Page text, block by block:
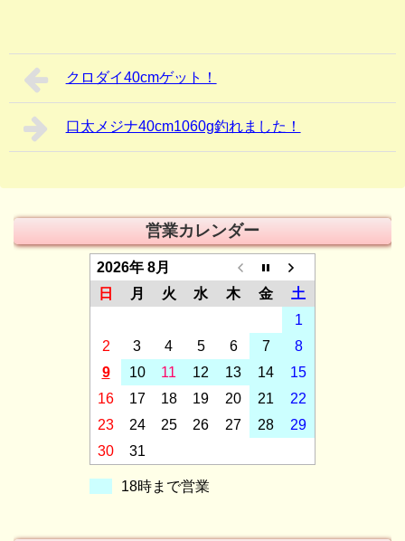
クロダイ40cmゲット！
口太メジナ40cm1060g釣れました！
営業カレンダー
2026年 8月
日
月 火 水 木 金
土
1
2
3 4 5 6 7
8
9
10 11 12 13 14
15
16
17 18 19 20 21
22
23
24 25 26 27 28
29
30
31
18時まで営業